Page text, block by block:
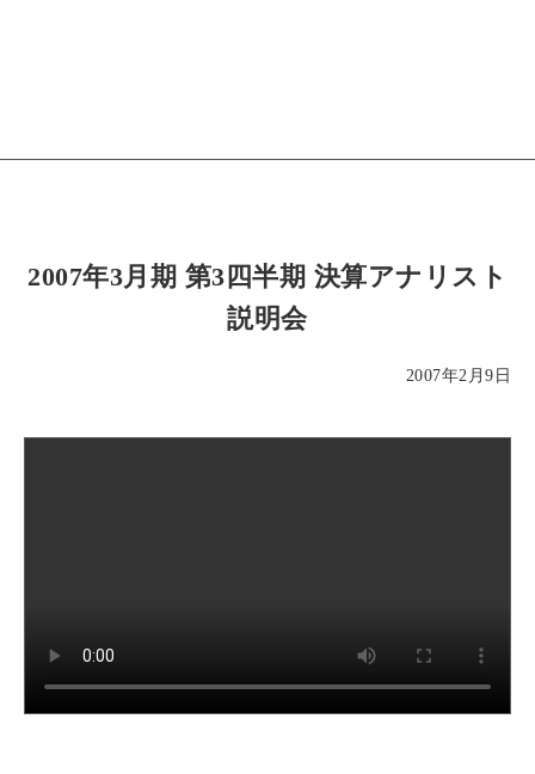
2007年3月期 第3四半期 決算アナリスト
説明会
2007年2月9日